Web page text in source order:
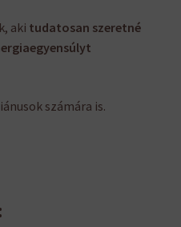
aki tudatosan szeretné
számára is.